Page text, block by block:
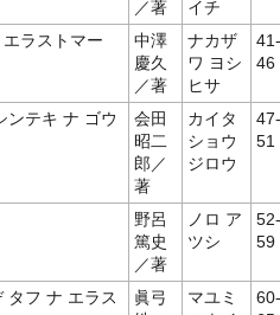
／著
イチ
ラストマー
中澤
慶久
／著
ナカザ
ワ ヨシ
ヒサ
41-
46
ンテキ ナ ゴウ
会田
昭二
郎／
著
カイタ
ショウ
ジロウ
47-
51
野呂
篤史
／著
ノロ ア
ツシ
52-
59
タフ ナ エラス
眞弓
マユミ
60-